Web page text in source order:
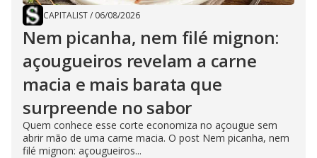
CAPITALIST/ 06/08/2026
Nem picanha, nem filé mignon:
açougueiros revelam a carne
macia e mais barata que
surpreende no sabor
Quem conhece esse corte economiza no açougue sem
abrir mão de uma carne macia. O post Nem picanha, nem
filé mignon: açougueiros...